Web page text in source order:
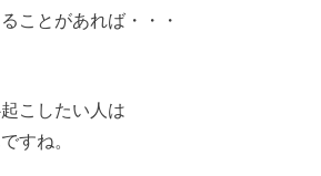
ことがあれば・・・
こしたい人は
すね。